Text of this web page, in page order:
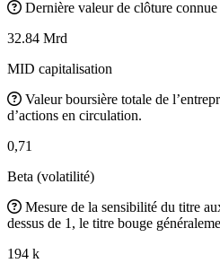
Dernière valeur de clôture
32.84 Mrd
MID capitalisation
Valeur boursière totale de
d’actions en circulation.
0,71
Beta (volatilité)
Mesure de la sensibilité du titre
dessus de 1, le titre bouge
194 k